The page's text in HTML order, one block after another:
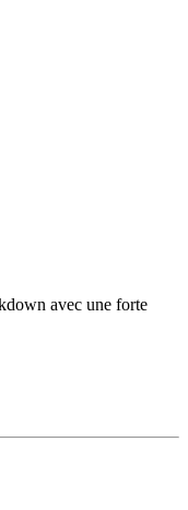
avec une forte